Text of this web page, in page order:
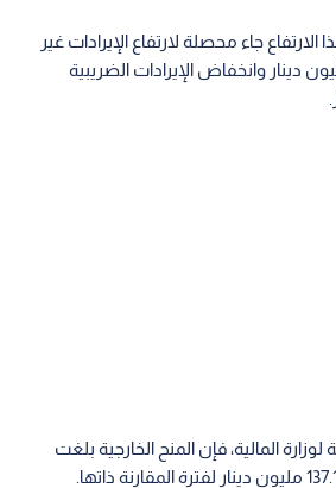
الارتفاع جاء محصلة لارتفاع الإيرادات غير
بمقدار 1ر177 مليون دينار وانخفاض الإيرادات الضريبية
المالية، فإن المنح الخارجية بلغت